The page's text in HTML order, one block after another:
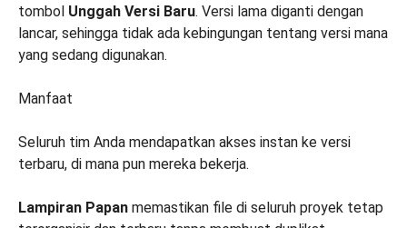
tombol Unggah Versi Baru. Versi lama diganti dengan
lancar, sehingga tidak ada kebingungan tentang versi mana
yang sedang digunakan.
Manfaat
Seluruh tim Anda mendapatkan akses instan ke versi
terbaru, di mana pun mereka bekerja.
Lampiran Papan memastikan file di seluruh proyek tetap